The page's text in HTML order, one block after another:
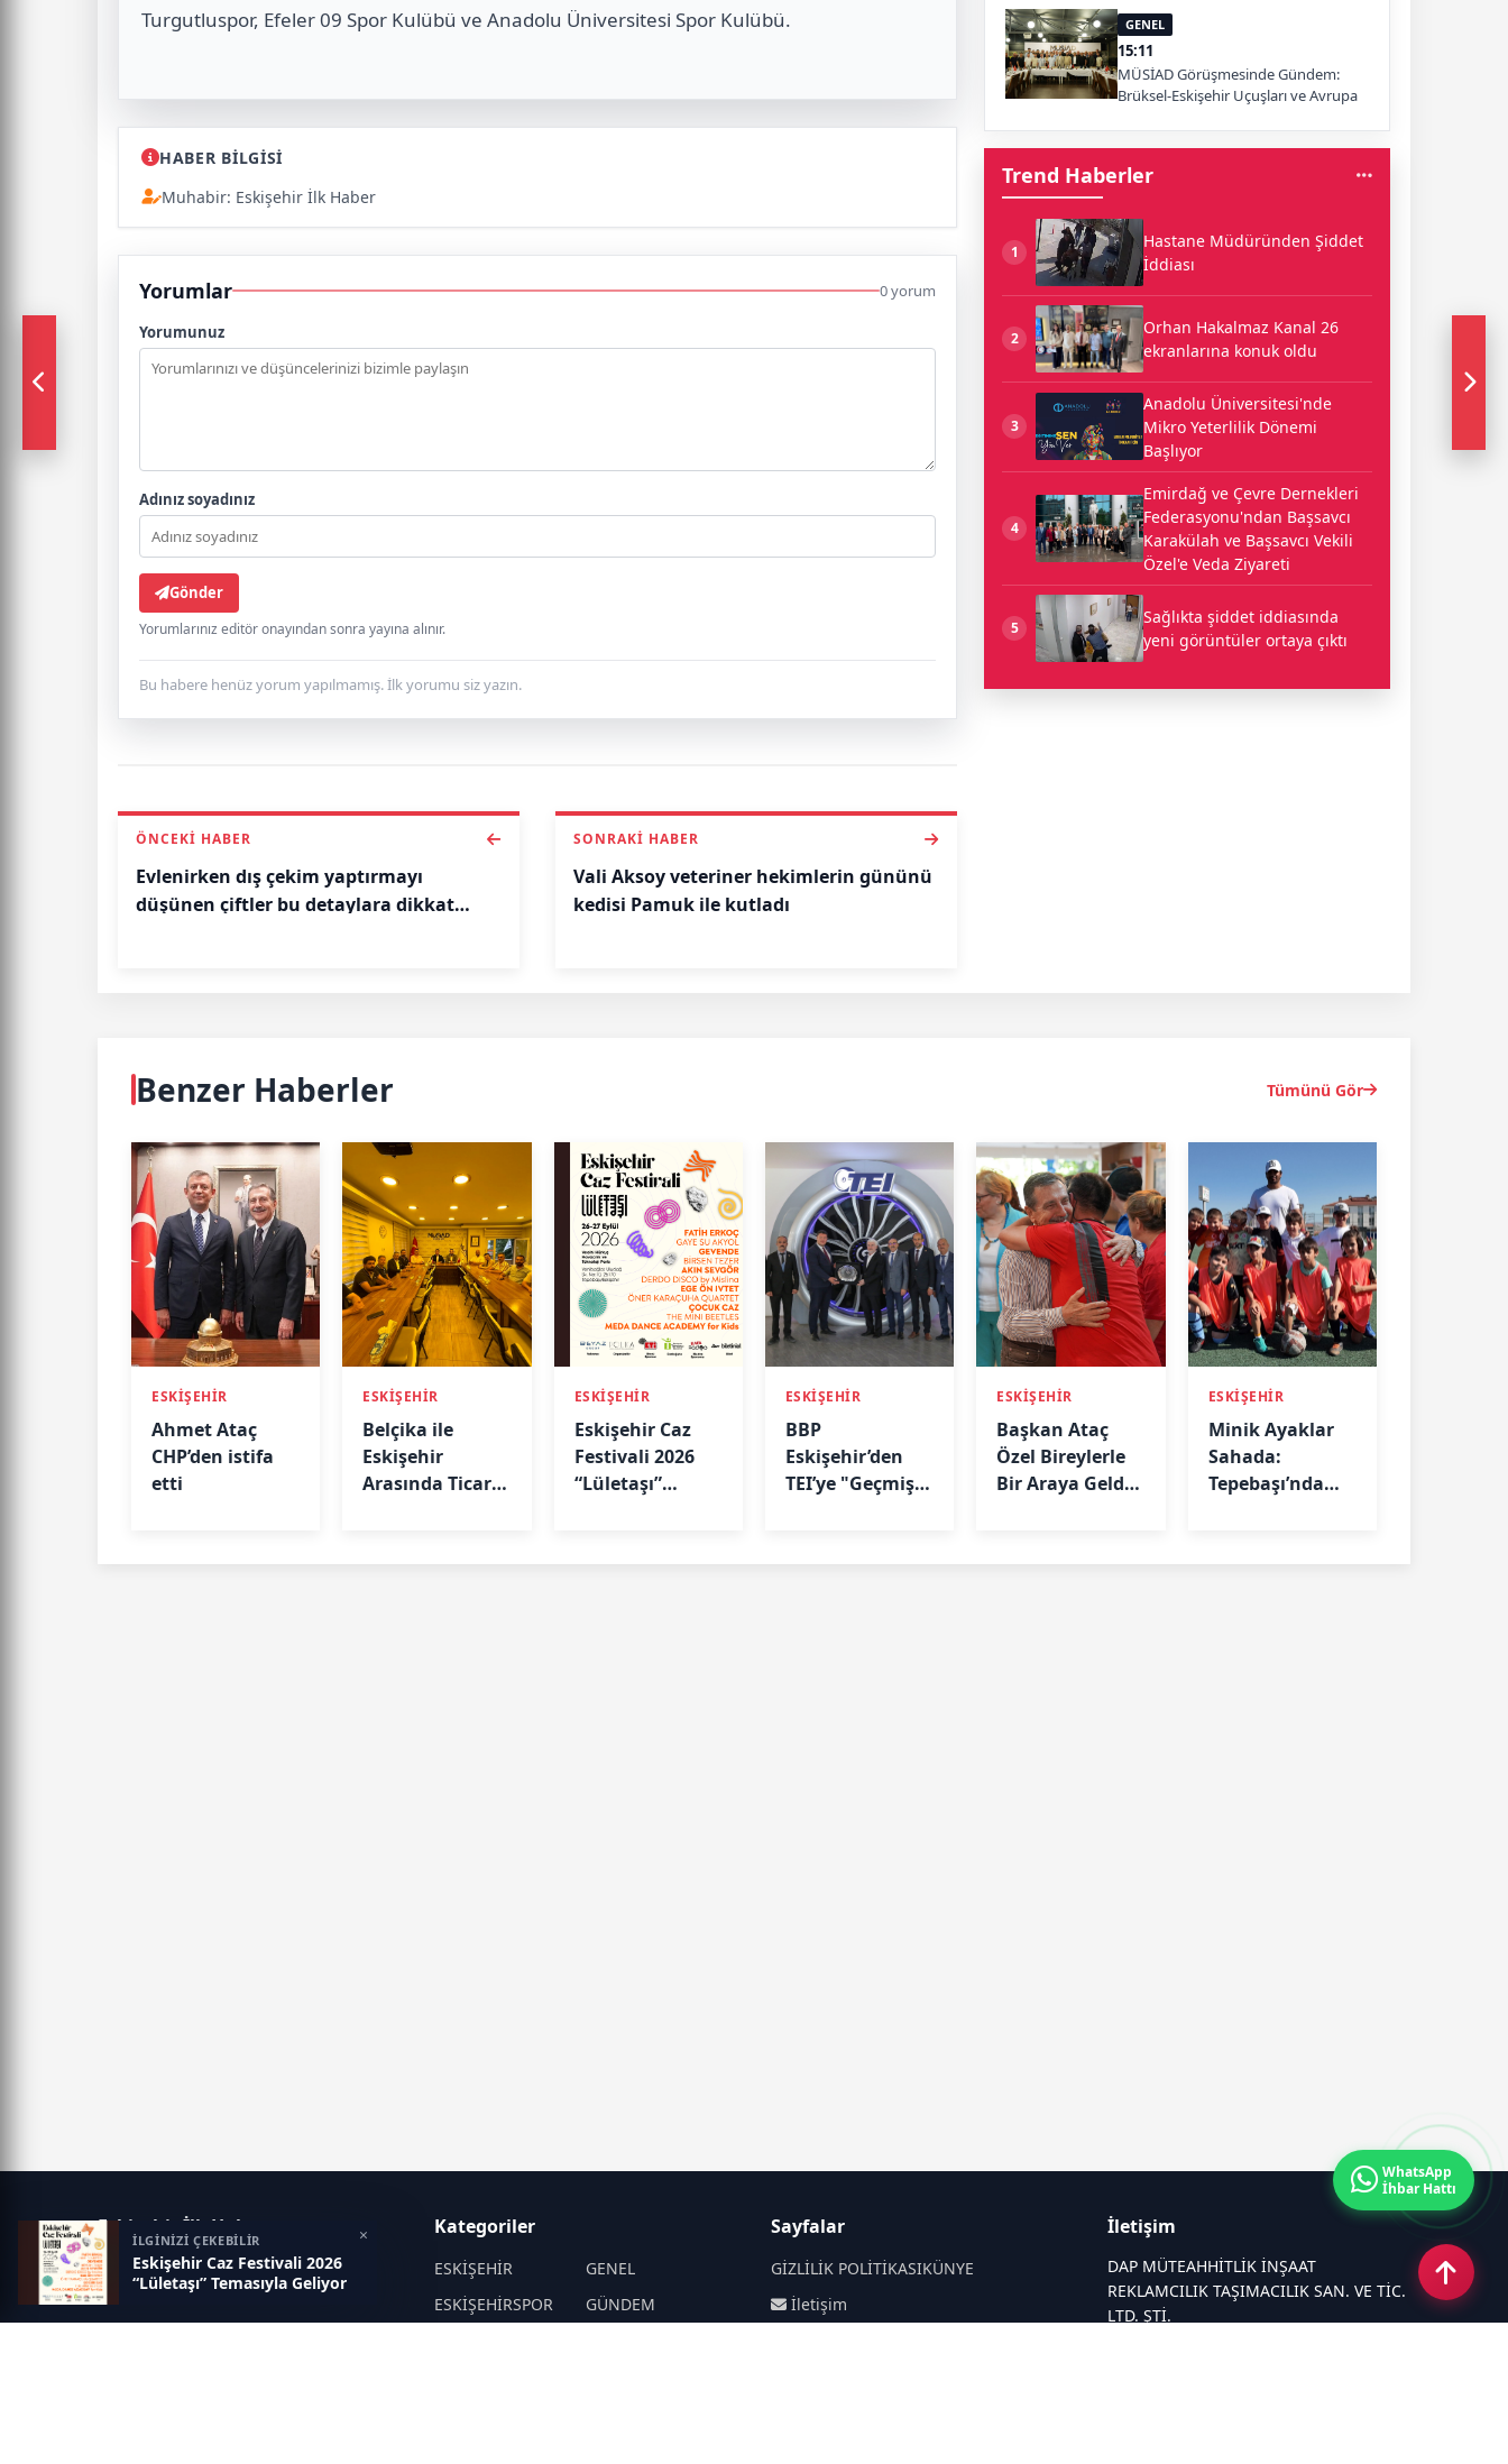
Turgutluspor, Efeler 09 Spor Kulübü ve Anadolu Üniversitesi Spor Kulübü.
HABER BİLGİSİ
Muhabir: Eskişehir İlk Haber
Yorumlar 0 yorum
Yorumunuz
Adınız soyadınız
Gönder
Yorumlarınız editör onayından sonra yayına alınır.
Bu habere henüz yorum yapılmamış. İlk yorumu siz yazın.
ÖNCEKI HABER
Evlenirken dış çekim yaptırmayı
düşünen çiftler bu detaylara dikkat
SONRAKI HABER
Vali Aksoy veteriner hekimlerin gününü
kedisi Pamuk ile kutladı
GENEL
15:11
MÜSİAD Görüşmesinde Gündem:
Brüksel-Eskişehir Uçuşları ve Avrupa
Trend Haberler
1
Hastane Müdüründen Şiddet
İddiası
2
Orhan Hakalmaz Kanal 26
ekranlarına konuk oldu
3
Anadolu Üniversitesi'nde
Mikro Yeterlilik Dönemi
Başlıyor
4
Emirdağ ve Çevre Dernekleri
Federasyonu'ndan Başsavcı
Karakülah ve Başsavcı Vekili
Özel'e Veda Ziyareti
5
Sağlıkta şiddet iddiasında
yeni görüntüler ortaya çıktı
Benzer Haberler Tümünü Gör
ESKİŞEHİR
Ahmet Ataç
CHP’den istifa
etti
ESKİŞEHİR
Belçika ile
Eskişehir
Arasında Ticari
ESKİŞEHİR
Eskişehir Caz
Festivali 2026
“Lületaşı”
ESKİŞEHİR
BBP
Eskişehir’den
TEI’ye "Geçmiş
ESKİŞEHİR
Başkan Ataç
Özel Bireylerle
Bir Araya Geldi:
ESKİŞEHİR
Minik Ayaklar
Sahada:
Tepebaşı’nda
İLGİNİZİ ÇEKEBİLİR
Eskişehir Caz Festivali 2026
“Lületaşı” Temasıyla Geliyor
×
Eskisehir İlk Haber
Objektif haberin adresi...
Kategoriler
ESKİŞEHİR
GENEL
ESKİŞEHİRSPOR
GÜNDEM
Sayfalar
GİZLİLİK POLİTİKASIKÜNYE
İletişim
İletişim
DAP MÜTEAHHİTLİK İNŞAAT
REKLAMCILIK TAŞIMACILIK SAN. VE TİC.
LTD. ŞTİ.
WhatsApp
İhbar Hattı